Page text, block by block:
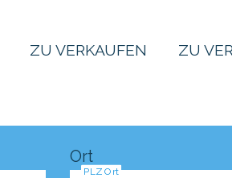
ZU VERKAUFEN ZU
Ort
PLZ Ort